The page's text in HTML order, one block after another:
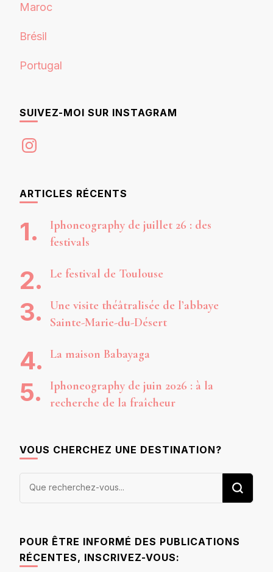
Maroc
Brésil
Portugal
SUIVEZ-MOI SUR INSTAGRAM
Instagram
ARTICLES RÉCENTS
Iphoneography de juillet 26 : des
festivals
Le festival de Toulouse
Une visite théâtralisée de l’abbaye
Sainte-Marie-du-Désert
La maison Babayaga
Iphoneography de juin 2026 : à la
recherche de la fraîcheur
VOUS CHERCHEZ UNE DESTINATION?
Vous
POUR ÊTRE INFORMÉ DES PUBLICATIONS
RÉCENTES, INSCRIVEZ-VOUS: